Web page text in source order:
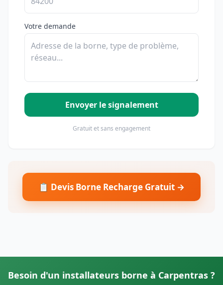
Votre demande
Envoyer le signalement
Gratuit et sans engagement
📋 Devis Borne Recharge Gratuit →
Besoin d'un installateurs borne à Carpentras ?